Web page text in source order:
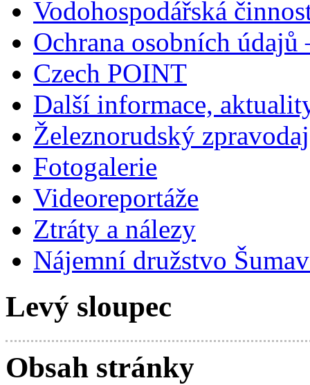
Vodohospodářská
Ochrana osobních údajů
Czech POINT
Další informace,
Železnorudský zpravodaj
Fotogalerie
Videoreportáže
Ztráty a nálezy
Nájemní družstvo
Levý sloupec
Obsah stránky